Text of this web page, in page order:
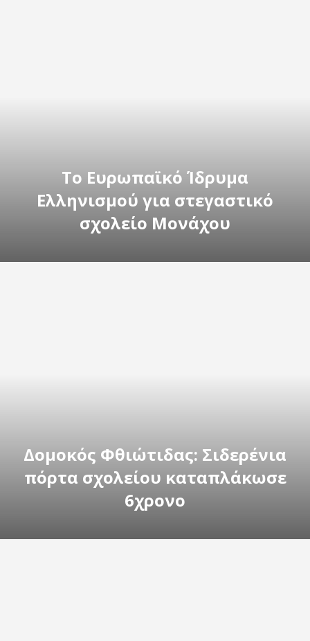
Το Ευρωπαϊκό Ίδρυμα
Ελληνισμού για στεγαστικό
σχολείο Μονάχου
Δομοκός Φθιώτιδας: Σιδερένια
πόρτα σχολείου καταπλάκωσε
6χρονο